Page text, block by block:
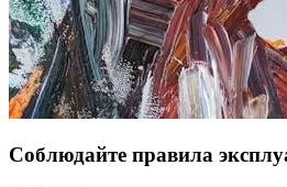
Соблюдайте правила